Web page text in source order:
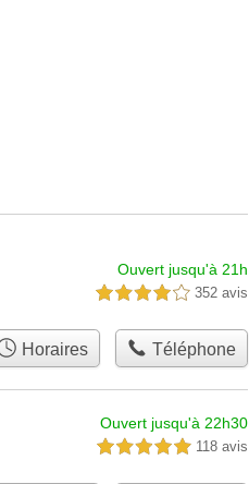
Ouvert jusqu'à 21h
4,0 étoiles sur 5 352 avis
Horaires Téléphone
Ouvert jusqu'à 22h30
5,0 étoiles sur 5 118 avis